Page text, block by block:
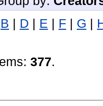
B D E F G
377.